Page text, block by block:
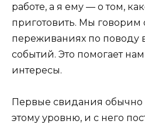
работе, а я ему — о том,
приготовить. Мы говорим
переживаниях по поводу
событий. Это помогает
интересы.
Первые свидания
этому уровню, и с него